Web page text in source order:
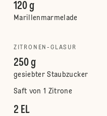
120 g
Marillenmarmelade
ZITRONEN-GLASUR
250 g
gesiebter Staubzucker
Saft von 1 Zitrone
2 EL